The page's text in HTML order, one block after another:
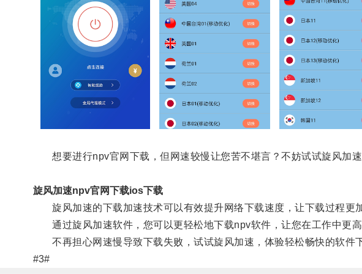
想要进行npv官网下载，但网速较慢让您苦不堪言？不妨试试旋风加速
旋风加速npv官网下载ios下载
旋风加速的下载加速技术可以有效提升网络下载速度，让下载过程更
通过旋风加速软件，您可以更轻松地下载npv软件，让您在工作中更高
不再担心网速慢导致下载失败，试试旋风加速，体验轻松畅快的软件下
#3#